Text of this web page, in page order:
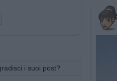
i suoi post?